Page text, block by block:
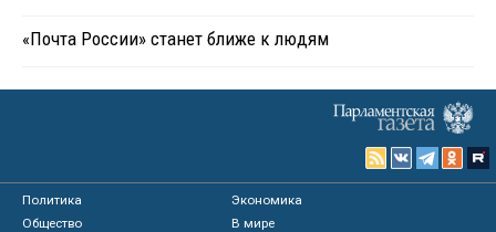
«Почта России» станет ближе к людям
Политика
Экономика
Общество
В мире